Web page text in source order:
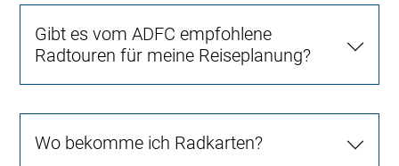
Gibt es vom ADFC empfohlene
Radtouren für meine Reiseplanung?
Wo bekomme ich Radkarten?